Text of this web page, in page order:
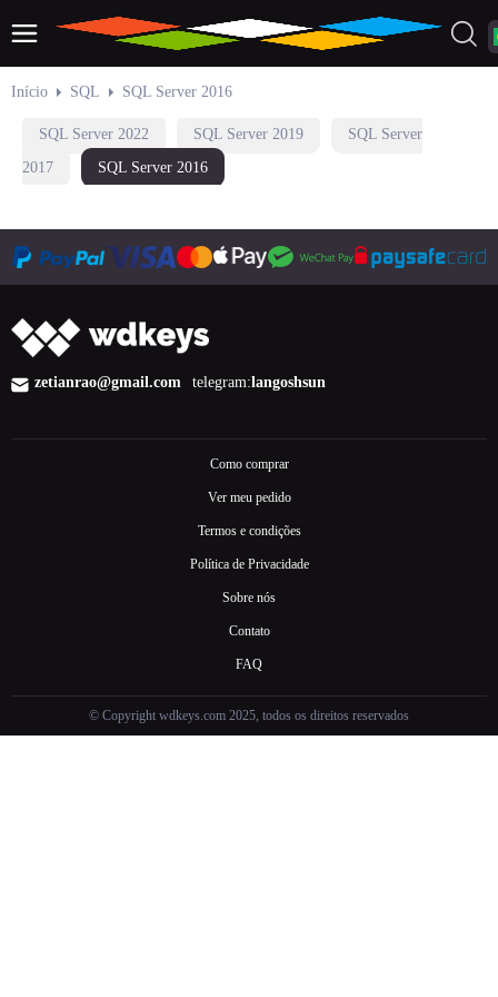
Início SQL SQL Server 2016
SQL Server 2022 SQL Server 2019
SQL Server
2017
SQL Server 2016
zetianrao@gmail.com telegram:langoshsun
Como comprar
Ver meu pedido
Termos e condições
Política de Privacidade
Sobre nós
Contato
FAQ
© Copyright wdkeys.com 2025, todos os direitos reservados